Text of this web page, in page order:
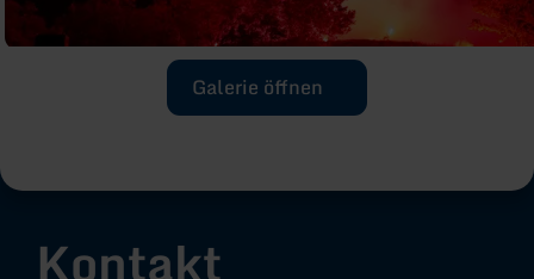
Galerie öffnen
Kontakt